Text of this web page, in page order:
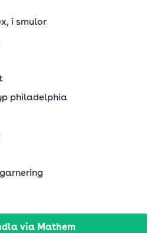
, i smulor
philadelphia
via Mathem